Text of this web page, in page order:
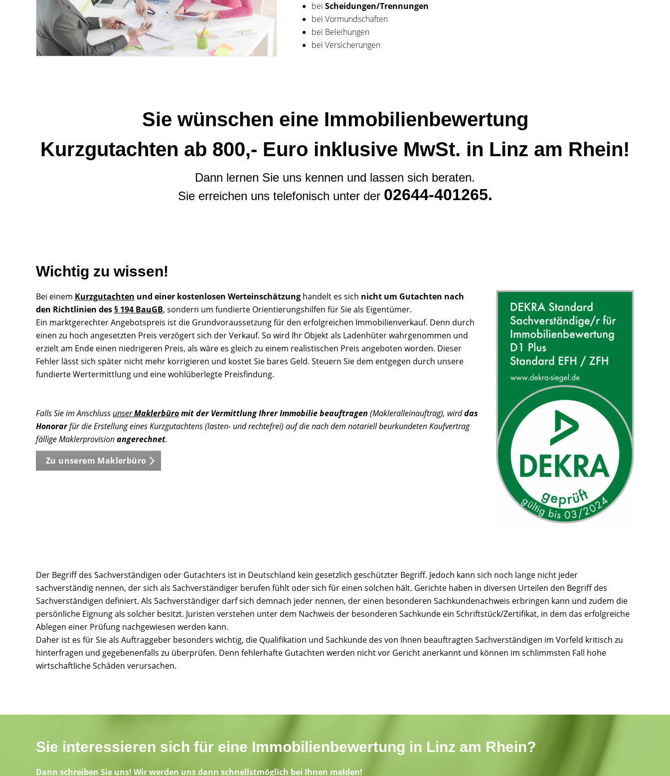
bei Scheidungen/Trennungen
bei Vormundschaften
bei Beleihungen
bei Versicherungen
Sie wünschen eine Immobilienbewertung
Kurzgutachten ab 800,- Euro inklusive MwSt. in Linz am Rhein!
Dann lernen Sie uns kennen und lassen sich beraten.
Sie erreichen uns telefonisch unter der 02644-401265.
Wichtig zu wissen!
Bei einem Kurzgutachten und einer kostenlosen Werteinschätzung handelt es sich nicht um Gutachten nach
den Richtlinien des§ 194 BauGB, sondern um fundierte Orientierungshilfen für Sie als Eigentümer.
Ein marktgerechter Angebotspreis ist die Grundvoraussetzung für den erfolgreichen Immobilienverkauf. Denn durch
einen zu hoch angesetzten Preis verzögert sich der Verkauf. So wird Ihr Objekt als Ladenhüter wahrgenommen und
erzielt am Ende einen niedrigeren Preis, als wäre es gleich zu einem realistischen Preis angeboten worden. Dieser
Fehler lässt sich später nicht mehr korrigieren und kostet Sie bares Geld. Steuern Sie dem entgegen durch unsere
fundierte Wertermittlung und eine wohlüberlegte Preisfindung.
Falls Sie im Anschluss unserMaklerbüromit der Vermittlung Ihrer Immobilie beauftragen (Makleralleinauftrag), wirddas
Honorarfür die Erstellung eines Kurzgutachtens (lasten- und rechtefrei) auf die nach dem notariell beurkundeten Kaufvertrag
fällige Maklerprovisionangerechnet.
Zu unserem Maklerbüro
Der Begriff des Sachverständigen oder Gutachters ist in Deutschland kein gesetzlich geschützter Begriff. Jedoch kann sich noch lange nicht jeder
sachverständig nennen, der sich als Sachverständiger berufen fühlt oder sich für einen solchen hält. Gerichte haben in diversen Urteilen den Begriff des
Sachverständigen definiert. Als Sachverständiger darf sich demnach jeder nennen, der einen besonderen Sachkundenachweis erbringen kann und zudem die
persönliche Eignung als solcher besitzt. Juristen verstehen unter dem Nachweis der besonderen Sachkunde ein Schriftstück/Zertifikat, in dem das erfolgreiche
Ablegen einer Prüfung nachgewiesen werden kann.
Daher ist es für Sie als Auftraggeber besonders wichtig, die Qualifikation und Sachkunde des von Ihnen beauftragten Sachverständigen im Vorfeld kritisch zu
hinterfragen und gegebenenfalls zu überprüfen. Denn fehlerhafte Gutachten werden nicht vor Gericht anerkannt und können im schlimmsten Fall hohe
wirtschaftliche Schäden verursachen.
Sie interessieren sich für eine Immobilienbewertung in Linz am Rhein?
Dann schreiben Sie uns! Wir werden uns dann schnellstmöglich bei Ihnen melden!